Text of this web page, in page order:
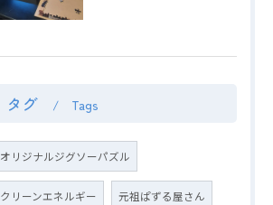
タグ Tags
オリジナルジグソーパズル
クリーンエネルギー 元祖ぱずる屋さん